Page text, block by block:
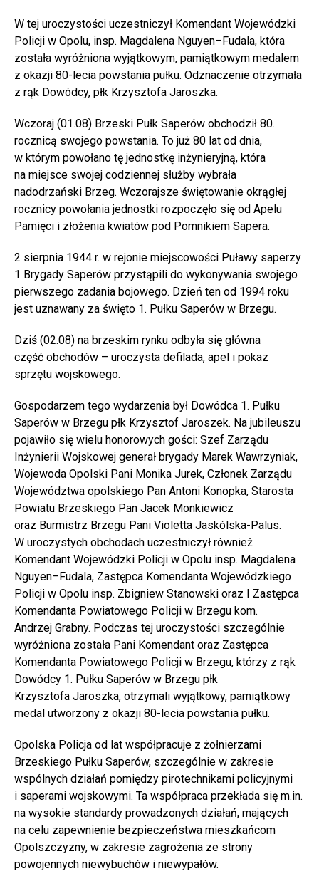
W tej uroczystości uczestniczył Komendant Wojewódzki
Policji w Opolu, insp. Magdalena Nguyen–Fudala, która
została wyróżniona wyjątkowym, pamiątkowym medalem
z okazji 80-lecia powstania pułku. Odznaczenie otrzymała
z rąk Dowódcy, płk Krzysztofa Jaroszka.
Wczoraj (01.08) Brzeski Pułk Saperów obchodził 80.
rocznicą swojego powstania. To już 80 lat od dnia,
w którym powołano tę jednostkę inżynieryjną, która
na miejsce swojej codziennej służby wybrała
nadodrzański Brzeg. Wczorajsze świętowanie okrągłej
rocznicy powołania jednostki rozpoczęło się od Apelu
Pamięci i złożenia kwiatów pod Pomnikiem Sapera.
2 sierpnia 1944 r. w rejonie miejscowości Puławy saperzy
1 Brygady Saperów przystąpili do wykonywania swojego
pierwszego zadania bojowego. Dzień ten od 1994 roku
jest uznawany za święto 1. Pułku Saperów w Brzegu.
Dziś (02.08) na brzeskim rynku odbyła się główna
część obchodów – uroczysta defilada, apel i pokaz
sprzętu wojskowego.
Gospodarzem tego wydarzenia był Dowódca 1. Pułku
Saperów w Brzegu płk Krzysztof Jaroszek. Na jubileuszu
pojawiło się wielu honorowych gości: Szef Zarządu
Inżynierii Wojskowej generał brygady Marek Wawrzyniak,
Wojewoda Opolski Pani Monika Jurek, Członek Zarządu
Województwa opolskiego Pan Antoni Konopka, Starosta
Powiatu Brzeskiego Pan Jacek Monkiewicz
oraz Burmistrz Brzegu Pani Violetta Jaskólska-Palus.
W uroczystych obchodach uczestniczył również
Komendant Wojewódzki Policji w Opolu insp. Magdalena
Nguyen–Fudala, Zastępca Komendanta Wojewódzkiego
Policji w Opolu insp. Zbigniew Stanowski oraz I Zastępca
Komendanta Powiatowego Policji w Brzegu kom.
Andrzej Grabny. Podczas tej uroczystości szczególnie
wyróżniona została Pani Komendant oraz Zastępca
Komendanta Powiatowego Policji w Brzegu, którzy z rąk
Dowódcy 1. Pułku Saperów w Brzegu płk
Krzysztofa Jaroszka, otrzymali wyjątkowy, pamiątkowy
medal utworzony z okazji 80-lecia powstania pułku.
Opolska Policja od lat współpracuje z żołnierzami
Brzeskiego Pułku Saperów, szczególnie w zakresie
wspólnych działań pomiędzy pirotechnikami policyjnymi
i saperami wojskowymi. Ta współpraca przekłada się m.in.
na wysokie standardy prowadzonych działań, mających
na celu zapewnienie bezpieczeństwa mieszkańcom
Opolszczyzny, w zakresie zagrożenia ze strony
powojennych niewybuchów i niewypałów.